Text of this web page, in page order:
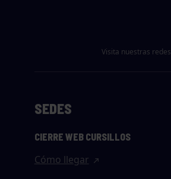
Visita nuestras redes
SEDES
CIERRE WEB CURSILLOS
Cómo llegar